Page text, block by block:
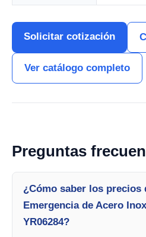
Solicitar cotización
Ver catálogo completo
Preguntas
¿Cómo saber los precios
Emergencia de Acero
YR06284?